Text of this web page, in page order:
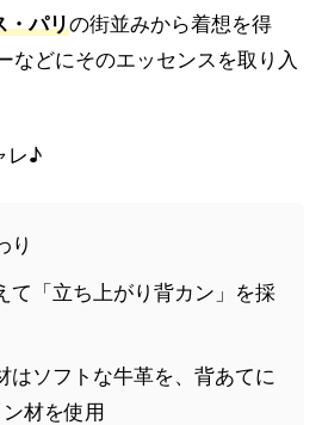
・パリの街並みから着想を得
などにそのエッセンスを取り入
レ♪
り
て「立ち上がり背カン」を採
はソフトな牛革を、背あてに
材を使用